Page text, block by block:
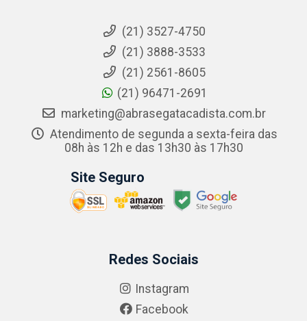
(21) 3527-4750
(21) 3888-3533
(21) 2561-8605
(21) 96471-2691
marketing@abrasegatacadista.com.br
Atendimento de segunda a sexta-feira das
08h às 12h e das 13h30 às 17h30
Site Seguro
Redes Sociais
Instagram
Facebook